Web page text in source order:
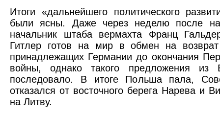
Итоги «дальнейшего политического
были ясны. Даже через неделю после
начальник штаба вермахта Франц
Гитлер готов на мир в обмен на возврат
принадлежащих Германии до окончания
войны, однако такого предложения из
последовало. В итоге Польша пала,
отказался от восточного берега Нарева и
на Литву.